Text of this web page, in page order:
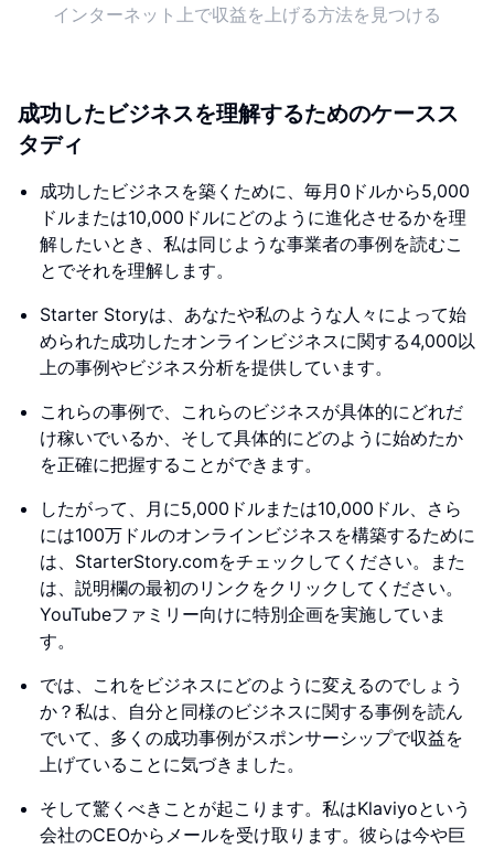
インターネット上で収益を上げる方法を見つける
成功したビジネスを理解するためのケースス
タディ
成功したビジネスを築くために、毎月0ドルから5,000
ドルまたは10,000ドルにどのように進化させるかを理
解したいとき、私は同じような事業者の事例を読むこ
とでそれを理解します。
Starter Storyは、あなたや私のような人々によって始
められた成功したオンラインビジネスに関する4,000以
上の事例やビジネス分析を提供しています。
これらの事例で、これらのビジネスが具体的にどれだ
け稼いでいるか、そして具体的にどのように始めたか
を正確に把握することができます。
したがって、月に5,000ドルまたは10,000ドル、さら
には100万ドルのオンラインビジネスを構築するために
は、StarterStory.comをチェックしてください。また
は、説明欄の最初のリンクをクリックしてください。
YouTubeファミリー向けに特別企画を実施していま
す。
では、これをビジネスにどのように変えるのでしょう
か？私は、自分と同様のビジネスに関する事例を読ん
でいて、多くの成功事例がスポンサーシップで収益を
上げていることに気づきました。
そして驚くべきことが起こります。私はKlaviyoという
会社のCEOからメールを受け取ります。彼らは今や巨